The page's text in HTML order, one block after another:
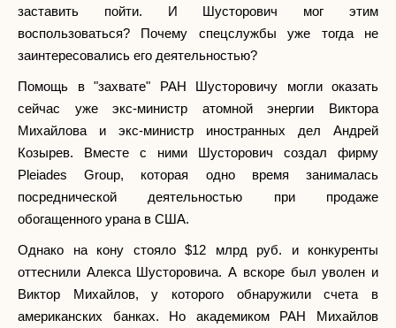
заставить пойти. И Шусторович мог этим
воспользоваться? Почему спецслужбы уже тогда не
заинтересовались его деятельностью?
Помощь в "захвате" РАН Шусторовичу могли оказать
сейчас уже экс-министр атомной энергии Виктора
Михайлова и экс-министр иностранных дел Андрей
Козырев. Вместе с ними Шусторович создал фирму
Pleiades Group, которая одно время занималась
посреднической деятельностью при продаже
обогащенного урана в США.
Однако на кону стояло $12 млрд руб. и конкуренты
оттеснили Алекса Шусторовича. А вскоре был уволен и
Виктор Михайлов, у которого обнаружили счета в
американских банках. Но академиком РАН Михайлов